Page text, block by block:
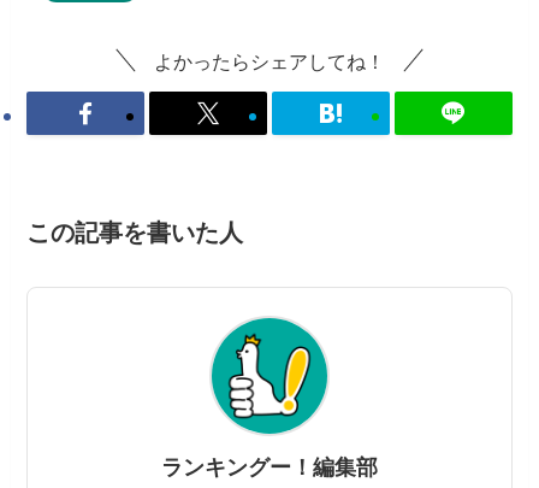
よかったらシェアしてね！
この記事を書いた人
ランキングー！編集部